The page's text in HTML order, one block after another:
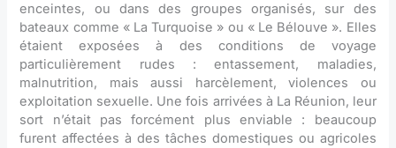
enceintes, ou dans des groupes organisés, sur des
bateaux comme « La Turquoise » ou « Le Bélouve ». Elles
étaient exposées à des conditions de voyage
particulièrement rudes : entassement, maladies,
malnutrition, mais aussi harcèlement, violences ou
exploitation sexuelle. Une fois arrivées à La Réunion, leur
sort n’était pas forcément plus enviable : beaucoup
furent affectées à des tâches domestiques ou agricoles